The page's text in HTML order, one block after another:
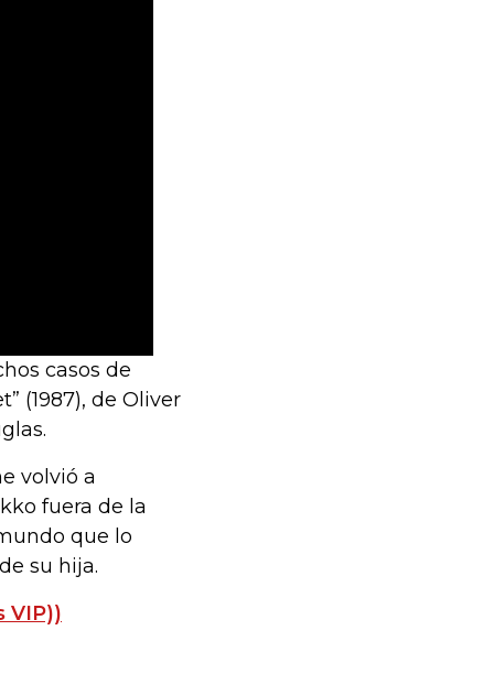
casos de
(1987), de Oliver
volvió a
fuera de la
que lo
su hija.
VIP))